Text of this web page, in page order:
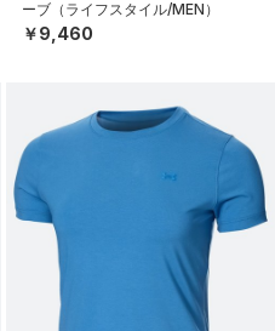
ーブ（ライフスタイル/MEN）
￥9,460